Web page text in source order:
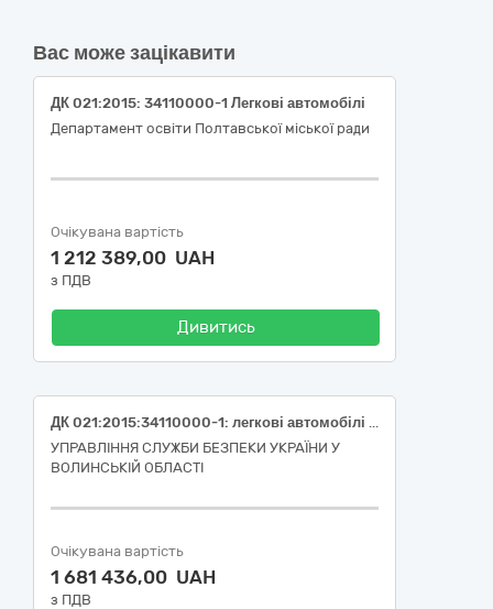
Вас може зацікавити
ДК 021:2015: 34110000-1 Легкові автомобілі
Департамент освіти Полтавської міської ради
Очікувана вартість
1 212 389,00 UAH
з ПДВ
Дивитись
ДК 021:2015:34110000-1: легкові автомобілі Легкові автомобілі спеціалізованого призначення на базі SKODA OCTAVIA COMBI SELECTION 2,0 TSI 150kw 7 DSG 4x4 (або еквівалент)
УПРАВЛІННЯ СЛУЖБИ БЕЗПЕКИ УКРАЇНИ У
ВОЛИНСЬКІЙ ОБЛАСТІ
Очікувана вартість
1 681 436,00 UAH
з ПДВ